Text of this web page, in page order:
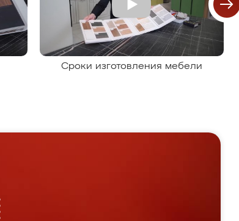
Сроки изготовления мебели